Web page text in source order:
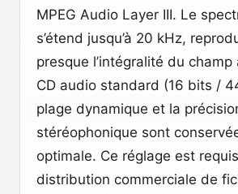
MPEG Audio Layer III. Le
s’étend jusqu’à 20 kHz,
presque l’intégralité du champ
CD audio standard (16 bits /
plage dynamique et la
stéréophonique sont
optimale. Ce réglage est
distribution commerciale de